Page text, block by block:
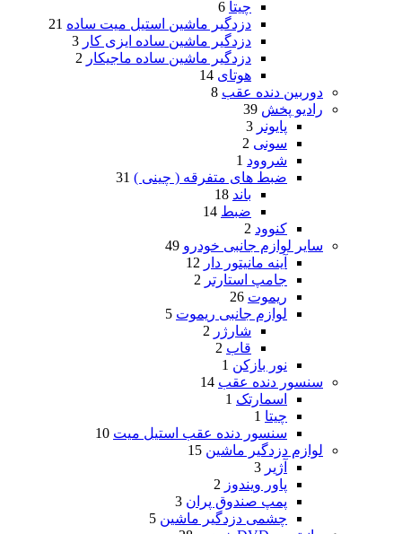
چیتا 6
دزدگیر ماشین استیل میت ساده 21
دزدگیر ماشین ساده ایزی کار 3
دزدگیر ماشین ساده ماجیکار 2
هوتای 14
دوربین دنده عقب 8
رادیو پخش 39
پایونر 3
سونی 2
شروود 1
ضبط های متفرقه ( چینی ) 31
باند 18
ضبط 14
کنوود 2
سایر لوازم جانبی خودرو 49
آینه مانیتور دار 12
جامپ استارتر 2
ریموت 26
لوازم جانبی ریموت 5
شارژر 2
قاب 2
نور بازکن 1
سنسور دنده عقب 14
اسمارتک 1
چیتا 1
سنسور دنده عقب استیل میت 10
لوازم دزدگیر ماشین 15
آژیر 3
پاور ویندوز 2
پمپ صندوق پران 3
چشمی دزدگیر ماشین 5